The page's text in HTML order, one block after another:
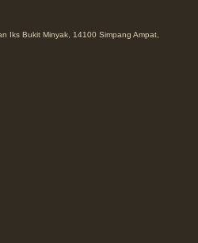
Iks Bukit Minyak, 14100 Simpang Ampat,